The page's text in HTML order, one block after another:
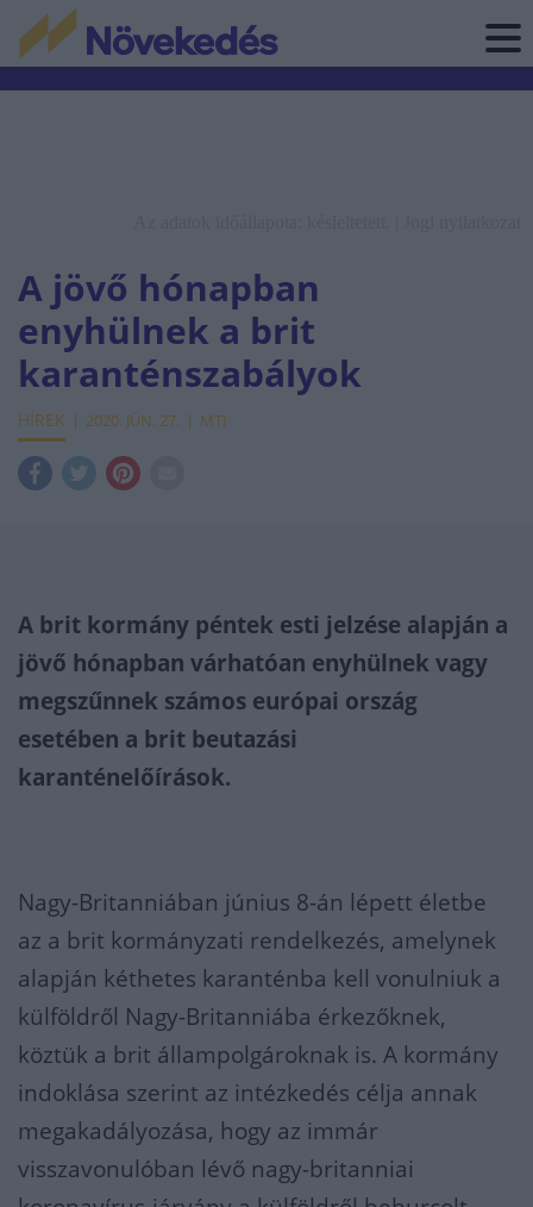
A jövő hónapban
enyhülnek a brit
karanténszabályok
HÍREK 2020. JÚN. 27. MTI
A brit kormány péntek esti jelzése alapján a
jövő hónapban várhatóan enyhülnek vagy
megszűnnek számos európai ország
esetében a brit beutazási
karanténelőírások.
Nagy-Britanniában június 8-án lépett életbe
az a brit kormányzati rendelkezés, amelynek
alapján kéthetes karanténba kell vonulniuk a
külföldről Nagy-Britanniába érkezőknek,
köztük a brit állampolgároknak is. A kormány
indoklása szerint az intézkedés célja annak
megakadályozása, hogy az immár
visszavonulóban lévő nagy-britanniai